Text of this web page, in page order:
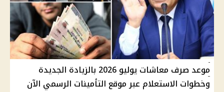
موعد صرف معاشات يوليو 2026 بالزيادة الجديدة
وخطوات الاستعلام عبر موقع التأمينات الرسمي الآن